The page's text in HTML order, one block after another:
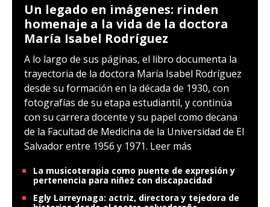
Un legado en imágenes: rinden
homenaje a la vida de la doctora
María Isabel Rodríguez
A lo largo de sus páginas, el libro documenta la
trayectoria de la doctora María Isabel Rodríguez
desde su formación en la década de 1930, con
fotografías de su etapa estudiantil, y continúa
con su carrera docente y su papel como decana
de la Facultad de Medicina de la Universidad de El
Salvador entre 1956 y 1971. Leer más
La musicoterapia como puente de expresión y
pertenencia para niñez con discapacidad
Egly Larreynaga: actriz, directora y tejedora de